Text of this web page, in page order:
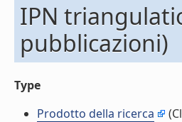
IPN
pubblicazioni)
Type
Prodotto della ricerca